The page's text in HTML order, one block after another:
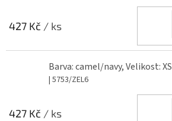
427 Kč / ks
Barva: camel/navy, Velikost: XS
| 5753/ZEL6
427 Kč / ks